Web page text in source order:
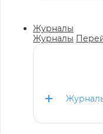
Журналы
Журналы